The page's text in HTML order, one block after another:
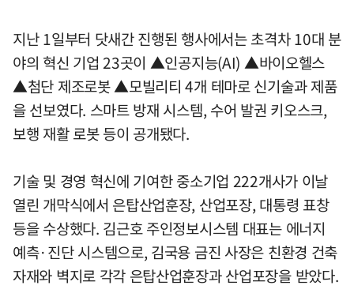
지난 1일부터 닷새간 진행된 행사에서는 초격차 10대 분
야의 혁신 기업 23곳이 ▲인공지능(AI) ▲바이오헬스
▲첨단 제조로봇 ▲모빌리티 4개 테마로 신기술과 제품
을 선보였다. 스마트 방재 시스템, 수어 발권 키오스크,
보행 재활 로봇 등이 공개됐다.
기술 및 경영 혁신에 기여한 중소기업 222개사가 이날
열린 개막식에서 은탑산업훈장, 산업포장, 대통령 표창
등을 수상했다. 김근호 주인정보시스템 대표는 에너지
예측·진단 시스템으로, 김국용 금진 사장은 친환경 건축
자재와 벽지로 각각 은탑산업훈장과 산업포장을 받았다.